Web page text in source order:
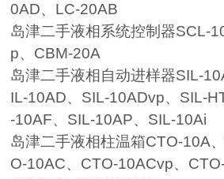
0AD、 LC-20AB
岛津二手液相系统控制器SCL-
p、 CBM-20A
岛津二手液相自动进样器SIL-
IL-10AD、 SIL-10ADvp、 SIL-
-10AF、 SIL-10AP、 SIL-10Ai
岛津二手液相柱温箱CTO-10A、
O-10AC、 CTO-10ACvp、